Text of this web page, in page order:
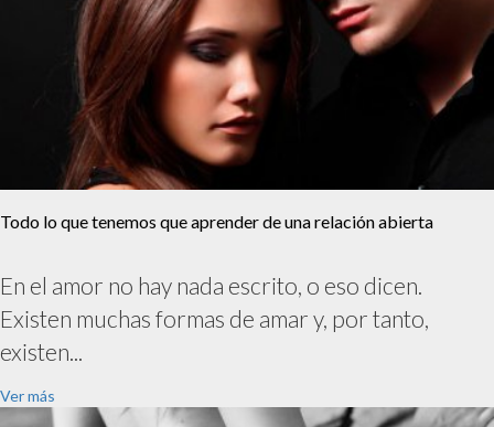
Todo lo que tenemos que aprender de una relación abierta
En el amor no hay nada escrito, o eso dicen.
Existen muchas formas de amar y, por tanto,
existen...
Ver más